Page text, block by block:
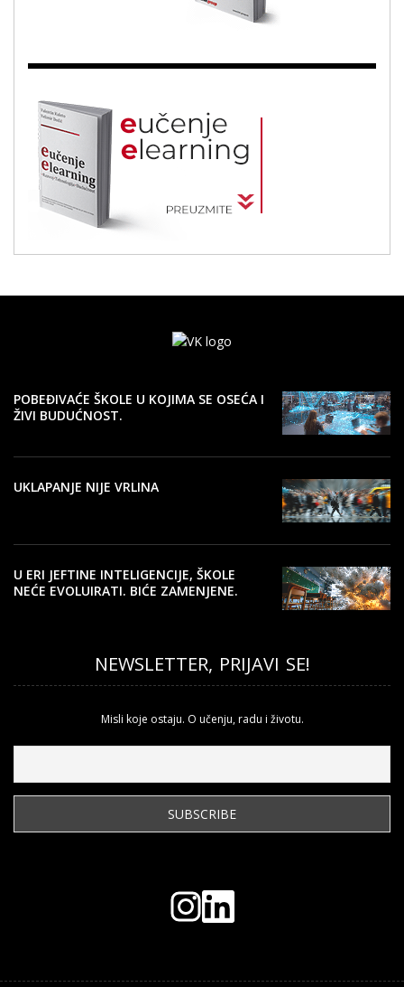
POBEĐIVAĆE ŠKOLE U KOJIMA SE OSEĆA I
ŽIVI BUDUĆNOST.
UKLAPANJE NIJE VRLINA
U ERI JEFTINE INTELIGENCIJE, ŠKOLE
NEĆE EVOLUIRATI. BIĆE ZAMENJENE.
NEWSLETTER, PRIJAVI SE!
Misli koje ostaju. O učenju, radu i životu.